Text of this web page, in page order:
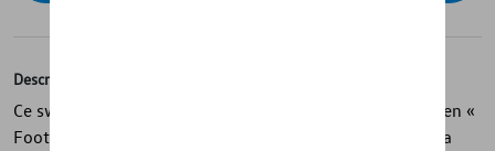
Description
Ce sweat à capuche bleu foncé de la collection Volkswagen «
Football Drop » associe confort et style sportif grâce à sa